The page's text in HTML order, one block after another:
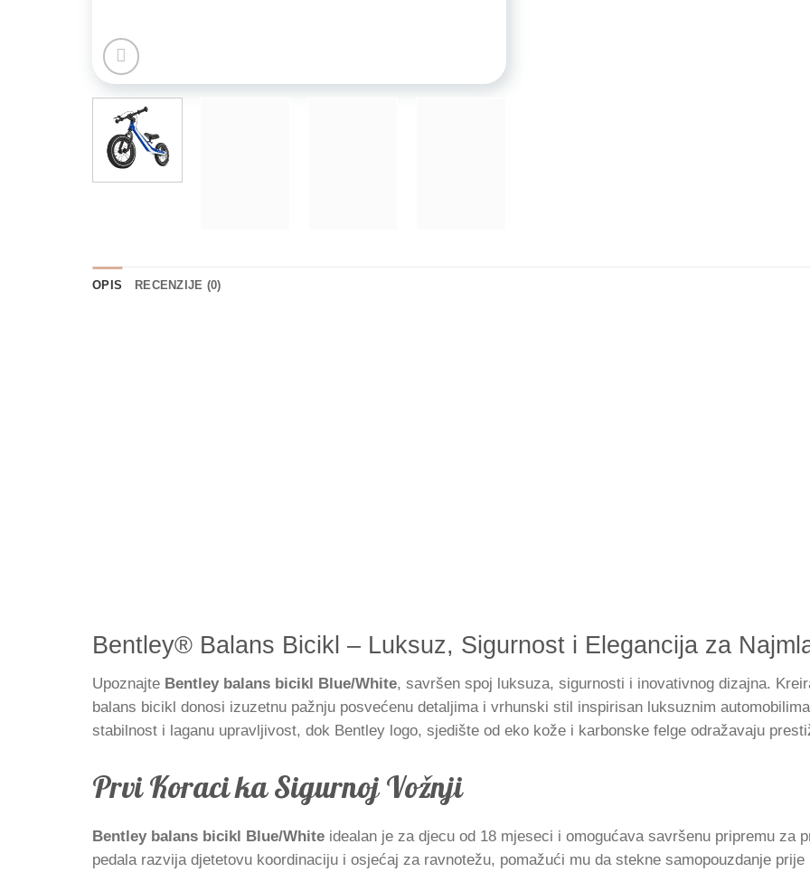
OPIS RECENZIJE (0)
Bentley® Balans Bicikl – Luksuz, Sigurnost i Elegancija za
Upoznajte Bentley balans bicikl Blue/White, savršen spoj luksuza, sigurnosti i inovativnog dizajna.
balans bicikl donosi izuzetnu pažnju posvećenu detaljima i vrhunski stil inspirisan luksuznim
stabilnost i laganu upravljivost, dok Bentley logo, sjedište od eko kože i karbonske felge odražavaju
Prvi Koraci ka Sigurnoj Vožnji
Bentley balans bicikl Blue/White idealan je za djecu od 18 mjeseci i omogućava savršenu pripremu za
pedala razvija djetetovu koordinaciju i osjećaj za ravnotežu, pomažući mu da stekne samopouzdanje